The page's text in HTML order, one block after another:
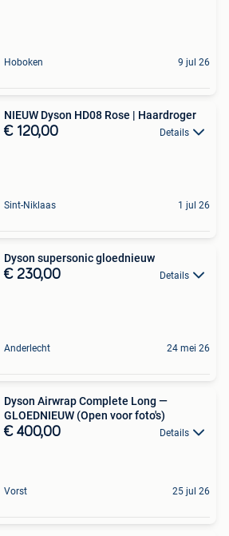
Hoboken 9 jul 26
NIEUW Dyson HD08 Rose | Haardroger
€ 120,00 Details
Sint-Niklaas 1 jul 26
Dyson supersonic gloednieuw
€ 230,00 Details
Anderlecht 24 mei 26
Dyson Airwrap Complete Long —
GLOEDNIEUW (Open voor foto's)
€ 400,00 Details
Vorst 25 jul 26